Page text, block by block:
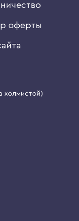
оферты
холмистой)